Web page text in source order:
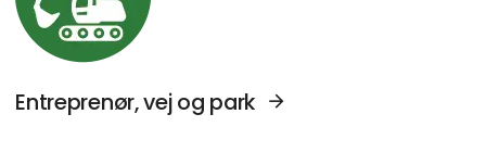
Entreprenør, vej og park